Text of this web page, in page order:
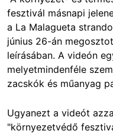
fesztivál másnapi
a La Malagueta
június 26-án
leírásában. A videón
melyetmindenféle
zacskók és műanyag
Ugyanezt a videót
"környezetvédő